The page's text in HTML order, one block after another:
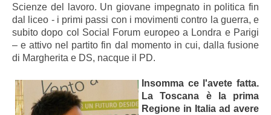
Scienze del lavoro. Un giovane impegnato in politica fin
dal liceo - i primi passi con i movimenti contro la guerra, e
subito dopo col Social Forum europeo a Londra e Parigi
– e attivo nel partito fin dal momento in cui, dalla fusione
di Margherita e DS, nacque il PD.
Insomma ce l'avete fatta.
La Toscana è la prima
Regione in Italia ad avere